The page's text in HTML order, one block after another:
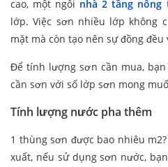
cao, một ngôi nhà 2 tầng nông
lớp. Việc sơn nhiều lớp không
mặt mà còn tạo nên sự đồng
Để tính lượng sơn cần mua,
cần sơn với số lớp sơn mong
Tính lượng nước pha thêm
1 thùng sơn được bao nhiêu
xuất, nếu sử dụng sơn nước,